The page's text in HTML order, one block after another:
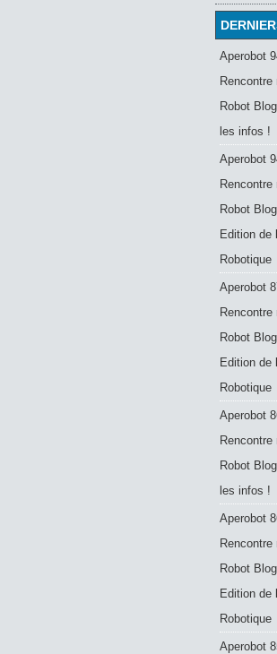
Aperobot
Rencontre
Robot Blog
les infos !
Aperobot
Rencontre
Robot Blog
Edition de
Robotique
Aperobot
Rencontre
Robot Blog
Edition de
Robotique
Aperobot
Rencontre
Robot Blog
les infos !
Aperobot
Rencontre
Robot Blog
Edition de
Robotique
Aperobot